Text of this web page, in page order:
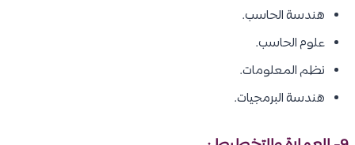
هندسة الحاسب.
علوم الحاسب.
نظم المعلومات.
هندسة البرمجيات.